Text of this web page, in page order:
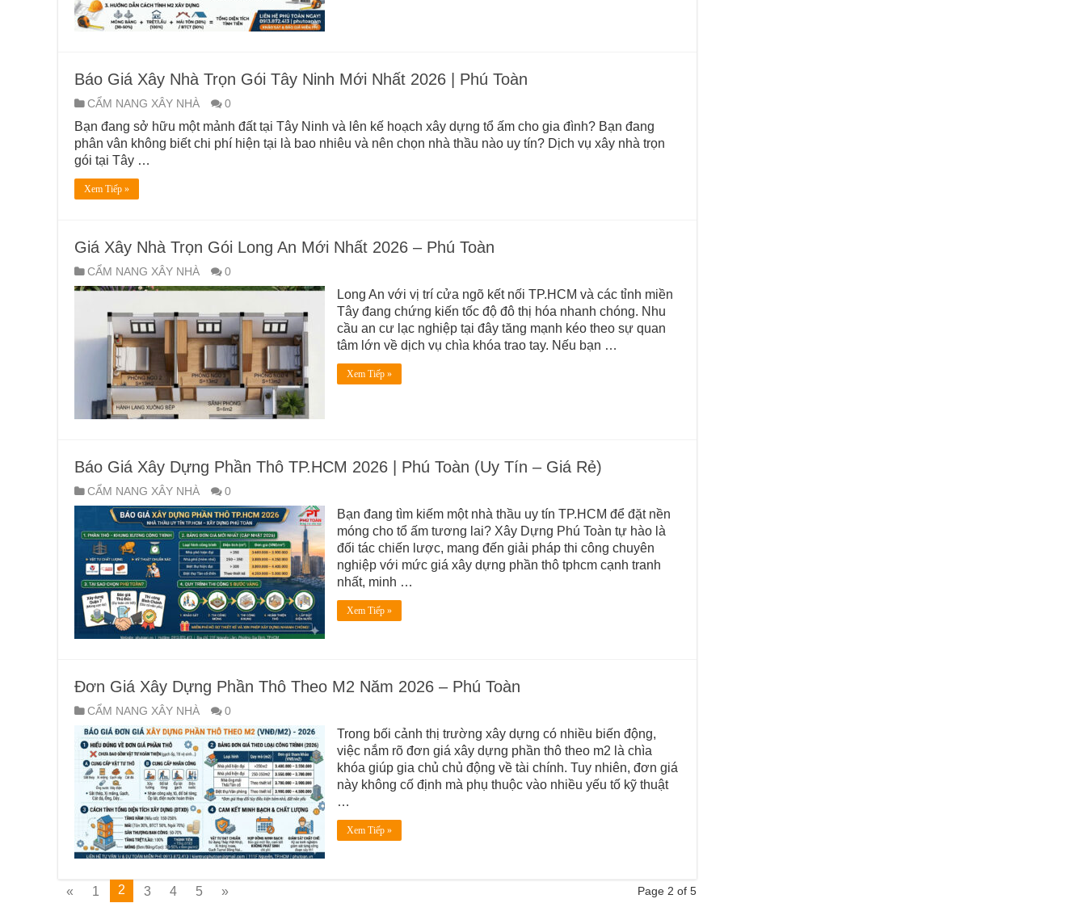
Báo Giá Xây Nhà Trọn Gói Tây Ninh Mới Nhất 2026 | Phú Toàn
CẨM NANG XÂY NHÀ 0
Bạn đang sở hữu một mảnh đất tại Tây Ninh và lên kế hoạch xây dựng tổ ấm cho gia đình? Bạn đang
phân vân không biết chi phí hiện tại là bao nhiêu và nên chọn nhà thầu nào uy tín? Dịch vụ xây nhà trọn
gói tại Tây …
Xem Tiếp »
Giá Xây Nhà Trọn Gói Long An Mới Nhất 2026 – Phú Toàn
CẨM NANG XÂY NHÀ 0
Long An với vị trí cửa ngõ kết nối TP.HCM và các tỉnh miền
Tây đang chứng kiến tốc độ đô thị hóa nhanh chóng. Nhu
cầu an cư lạc nghiệp tại đây tăng mạnh kéo theo sự quan
tâm lớn về dịch vụ chìa khóa trao tay. Nếu bạn …
Xem Tiếp »
Báo Giá Xây Dựng Phần Thô TP.HCM 2026 | Phú Toàn (Uy Tín – Giá Rẻ)
CẨM NANG XÂY NHÀ 0
Bạn đang tìm kiếm một nhà thầu uy tín TP.HCM để đặt nền
móng cho tổ ấm tương lai? Xây Dựng Phú Toàn tự hào là
đối tác chiến lược, mang đến giải pháp thi công chuyên
nghiệp với mức giá xây dựng phần thô tphcm cạnh tranh
nhất, minh …
Xem Tiếp »
Đơn Giá Xây Dựng Phần Thô Theo M2 Năm 2026 – Phú Toàn
CẨM NANG XÂY NHÀ 0
Trong bối cảnh thị trường xây dựng có nhiều biến động,
việc nắm rõ đơn giá xây dựng phần thô theo m2 là chìa
khóa giúp gia chủ chủ động về tài chính. Tuy nhiên, đơn giá
này không cố định mà phụ thuộc vào nhiều yếu tố kỹ thuật
…
Xem Tiếp »
Page 2 of 5
« 1 2 3 4 5 »